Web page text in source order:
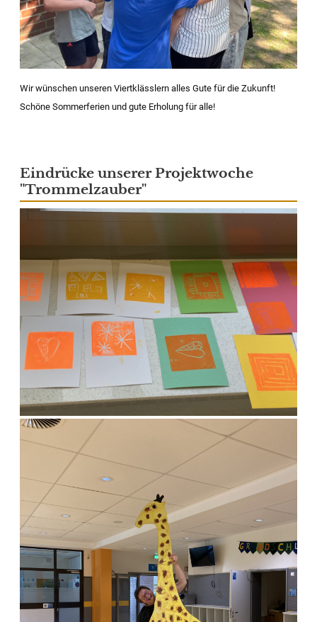
Wir wünschen unseren Viertklässlern alles Gute für die Zukunft!
Schöne Sommerferien und gute Erholung für alle!
Eindrücke unserer Projektwoche
"Trommelzauber"